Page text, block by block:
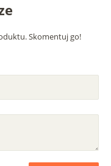
Skomentuj go!